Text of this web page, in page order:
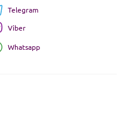
Telegram
Viber
Whatsapp